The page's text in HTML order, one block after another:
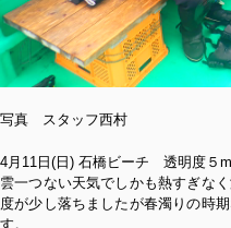
写真 スタッフ西村
4月11日(日) 石橋ビーチ 透明度
雲一つない天気でしかも熱すぎな
度が少し落ちましたが春濁りの時
す。